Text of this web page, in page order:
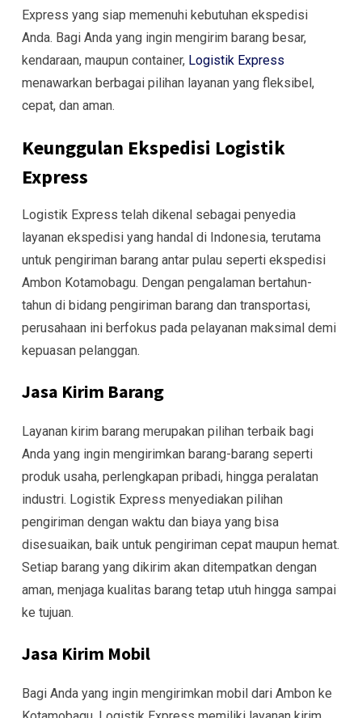
Express yang siap memenuhi kebutuhan ekspedisi
Anda. Bagi Anda yang ingin mengirim barang besar,
kendaraan, maupun container, Logistik Express
menawarkan berbagai pilihan layanan yang fleksibel,
cepat, dan aman.
Keunggulan Ekspedisi Logistik
Express
Logistik Express telah dikenal sebagai penyedia
layanan ekspedisi yang handal di Indonesia, terutama
untuk pengiriman barang antar pulau seperti ekspedisi
Ambon Kotamobagu. Dengan pengalaman bertahun-
tahun di bidang pengiriman barang dan transportasi,
perusahaan ini berfokus pada pelayanan maksimal demi
kepuasan pelanggan.
Jasa Kirim Barang
Layanan kirim barang merupakan pilihan terbaik bagi
Anda yang ingin mengirimkan barang-barang seperti
produk usaha, perlengkapan pribadi, hingga peralatan
industri. Logistik Express menyediakan pilihan
pengiriman dengan waktu dan biaya yang bisa
disesuaikan, baik untuk pengiriman cepat maupun hemat.
Setiap barang yang dikirim akan ditempatkan dengan
aman, menjaga kualitas barang tetap utuh hingga sampai
ke tujuan.
Jasa Kirim Mobil
Bagi Anda yang ingin mengirimkan mobil dari Ambon ke